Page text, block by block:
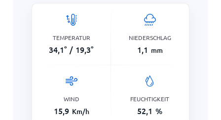
TEMPERATUR
34,1° / 19,3°
NIEDERSCHLAG
1,1 mm
WIND
15,9 Km/h
FEUCHTIGKEIT
52,1 %